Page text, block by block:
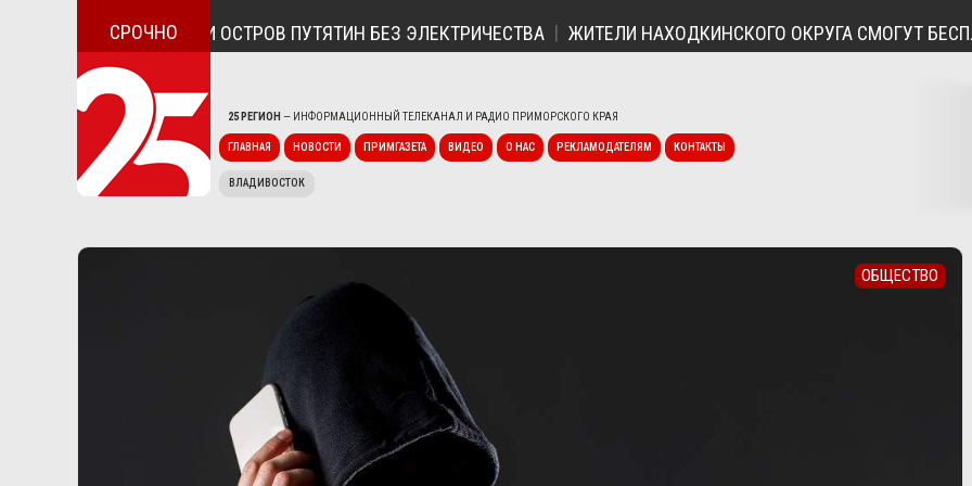
25 РЕГИОН — ИНФОРМАЦИОННЫЙ ТЕЛЕКАНАЛ И РАДИО ПРИМОРСКОГО КРАЯ
ГЛАВНАЯ НОВОСТИ ПРИМГАЗЕТА ВИДЕО О НАС РЕКЛАМОДАТЕЛЯМ КОНТАКТЫ
ВЛАДИВОСТОК
СРОЧНО
ПОСЁЛОК ДУНАЙ И ОСТРОВ ПУТЯТИН БЕЗ ЭЛЕКТРИЧЕСТВА ЖИТЕЛИ НАХОДКИНСКОГО ОКРУГА СМОГУТ
ОБЩЕСТВО